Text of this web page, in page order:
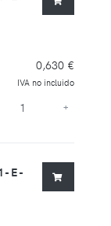
0,630 €
IVA no incluido
+
E-